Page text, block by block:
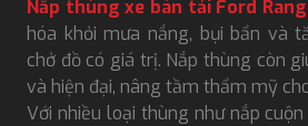
Nắp thùng xe bán tải Ford
hóa khỏi mưa nắng, bụi bẩn và
chở đồ có giá trị. Nắp thùng còn
và hiện đại, nâng tầm thẩm mỹ
Với nhiều loại thùng như nắp